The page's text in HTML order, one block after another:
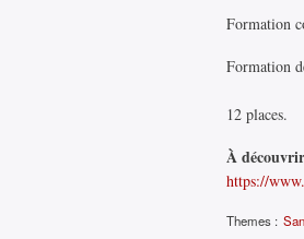
Formation
Formation
12 places.
À
https://
Themes :